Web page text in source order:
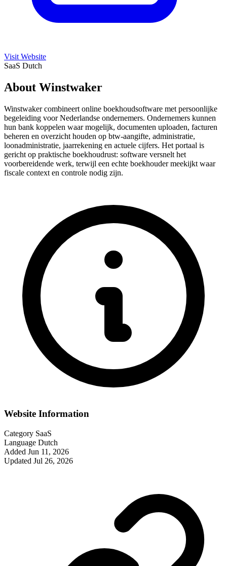
Visit Website
SaaS Dutch
About Winstwaker
Winstwaker combineert online boekhoudsoftware met persoonlijke
begeleiding voor Nederlandse ondernemers. Ondernemers kunnen
hun bank koppelen waar mogelijk, documenten uploaden, facturen
beheren en overzicht houden op btw-aangifte, administratie,
loonadministratie, jaarrekening en actuele cijfers. Het portaal is
gericht op praktische boekhoudrust: software versnelt het
voorbereidende werk, terwijl een echte boekhouder meekijkt waar
fiscale context en controle nodig zijn.
Website Information
Category SaaS
Language Dutch
Added Jun 11, 2026
Updated Jul 26, 2026